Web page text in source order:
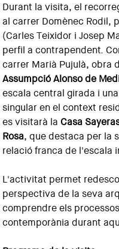
Durant la visita, el
al carrer Domènec Rodil,
(Carles Teixidor i Josep
perfil a contrapendent.
carrer Marià Pujulà, obra
Assumpció Alonso de
escala central girada i
singular en el context
es visitarà la Casa
Rosa, que destaca per la
relació franca de l'escala
L'activitat permet
perspectiva de la seva
comprendre els
contemporània durant